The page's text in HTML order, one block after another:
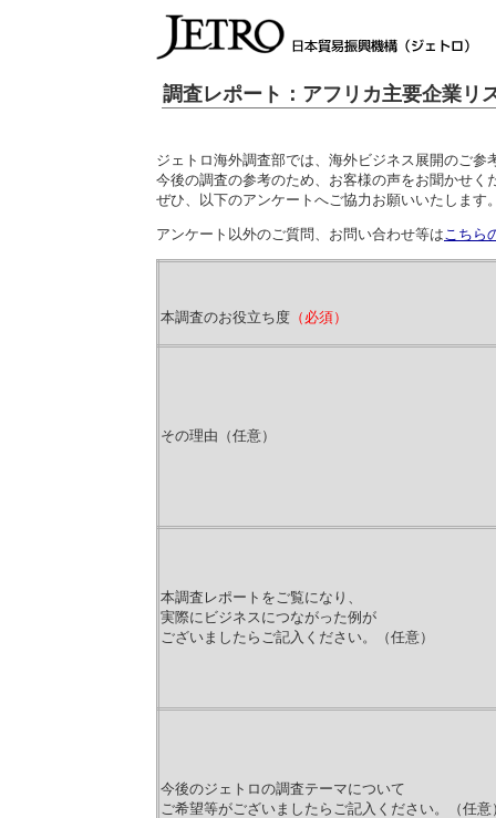
調査レポート：アフリカ主要企業リ
ジェトロ海外調査部では、海外ビジネス展開のご参
今後の調査の参考のため、お客様の声をお聞かせく
ぜひ、以下のアンケートへご協力お願いいたします
アンケート以外のご質問、お問い合わせ等はこちら
本調査のお役立ち度 （必須）
その理由（任意）
本調査レポートをご覧になり、
実際にビジネスにつながった例が
ございましたらご記入ください。（任意）
今後のジェトロの調査テーマについて
ご希望等がございましたらご記入ください。（任意